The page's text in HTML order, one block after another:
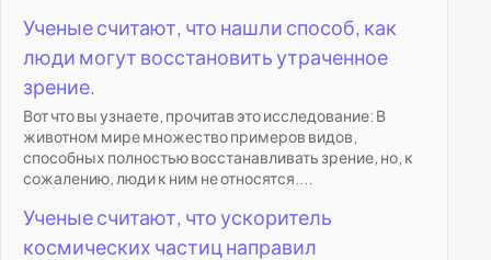
Ученые считают, что нашли способ, как
люди могут восстановить утраченное
зрение.
Вот что вы узнаете, прочитав это исследование: В
животном мире множество примеров видов,
способных полностью восстанавливать зрение, но, к
сожалению, люди к ним не относятся....
Ученые считают, что ускоритель
космических частиц направил